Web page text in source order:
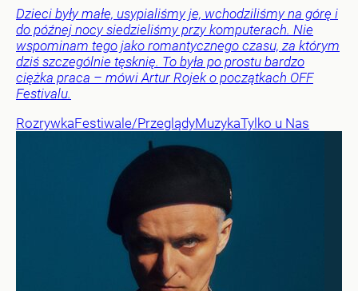
Dzieci były małe, usypialiśmy je, wchodziliśmy na górę i
do późnej nocy siedzieliśmy przy komputerach. Nie
wspominam tego jako romantycznego czasu, za którym
dziś szczególnie tęsknię. To była po prostu bardzo
ciężka praca – mówi Artur Rojek o początkach OFF
Festivalu.
RozrywkaFestiwale/PrzeglądyMuzykaTylko u Nas